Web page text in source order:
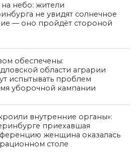
небо: жители
не увидят солнечное
— оно пройдёт стороной
обеспечены:
области аграрии
испытывать проблем
уборочной кампании
внутренние органы»:
приехавшая
женщина оказалась
столе